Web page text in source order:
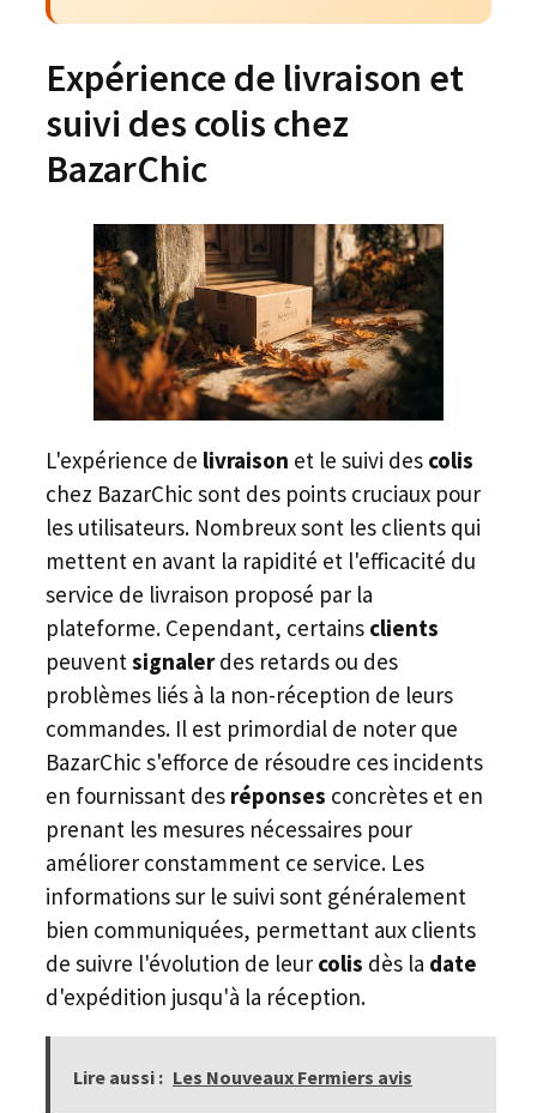
Expérience de livraison et
suivi des colis chez
BazarChic
L'expérience de livraison et le suivi des colis
chez BazarChic sont des points cruciaux pour
les utilisateurs. Nombreux sont les clients qui
mettent en avant la rapidité et l'efficacité du
service de livraison proposé par la
plateforme. Cependant, certains clients
peuventsignalerdes retards ou des
problèmes liés à la non-réception de leurs
commandes. Il est primordial de noter que
BazarChic s'efforce de résoudre ces incidents
en fournissant des réponses concrètes et en
prenant les mesures nécessaires pour
améliorer constamment ce service. Les
informations sur le suivi sont généralement
bien communiquées, permettant aux clients
de suivre l'évolution de leur colis dès la date
d'expédition jusqu'à la réception.
Lire aussi : Les Nouveaux Fermiers avis